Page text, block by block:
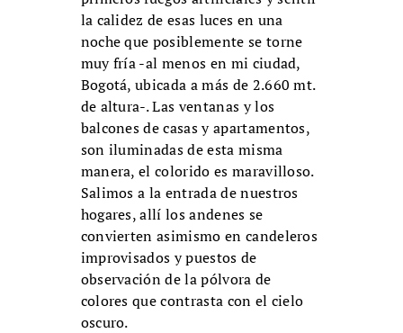
la calidez de esas luces en una
noche que posiblemente se torne
muy fría -al menos en mi ciudad,
Bogotá, ubicada a más de 2.660 mt.
de altura-. Las ventanas y los
balcones de casas y apartamentos,
son iluminadas de esta misma
manera, el colorido es maravilloso.
Salimos a la entrada de nuestros
hogares, allí los andenes se
convierten asimismo en candeleros
improvisados y puestos de
observación de la pólvora de
colores que contrasta con el cielo
oscuro.